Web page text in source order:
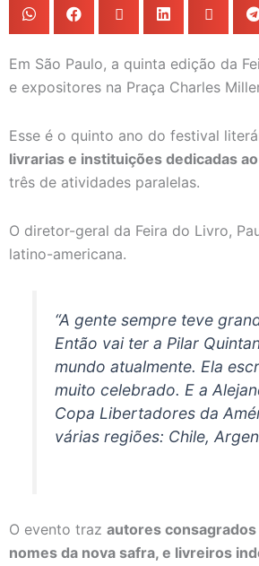
Em São Paulo, a quinta edição da
e expositores na Praça Charles
Esse é o quinto ano do festival
livrarias e instituições dedicadas
três de atividades paralelas.
O diretor-geral da Feira do Livro,
latino-americana.
“A gente sempre teve
Então vai ter a Pilar
mundo atualmente. Ela
muito celebrado. E a
Copa Libertadores da
várias regiões: Chile,
O evento traz autores consagrados
nomes da nova safra, e livreiros